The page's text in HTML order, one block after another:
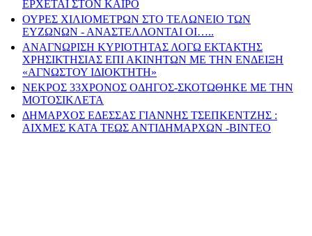
ΕΡΧΕΤΑΙ ΣΤΟΝ ΚΑΙΡΟ
ΟΥΡΕΣ ΧΙΛΙΟΜΕΤΡΩΝ ΣΤΟ ΤΕΛΩΝΕΙΟ ΤΩΝ
ΕΥΖΩΝΩΝ - ΑΝΑΣΤΕΛΛΟΝΤΑΙ ΟΙ…..
ΑΝΑΓΝΩΡΙΣΗ ΚΥΡΙΟΤΗΤΑΣ ΛΟΓΩ ΕΚΤΑΚΤΗΣ
ΧΡΗΣΙΚΤΗΣΙΑΣ ΕΠΙ ΑΚΙΝΗΤΩΝ ΜΕ ΤΗΝ ΕΝΔΕΙΞΗ
«ΑΓΝΩΣΤΟΥ ΙΔΙΟΚΤΗΤΗ»
ΝΕΚΡΟΣ 33ΧΡΟΝΟΣ ΟΔΗΓΟΣ-ΣΚΟΤΩΘΗΚΕ ΜΕ ΤΗΝ
ΜΟΤΟΣΙΚΛΕΤΑ
ΔΗΜΑΡΧΟΣ ΕΔΕΣΣΑΣ ΓΙΑΝΝΗΣ ΤΣΕΠΚΕΝΤΖΗΣ :
ΑΙΧΜΕΣ ΚΑΤΑ ΤΕΩΣ ΑΝΤΙΔΗΜΑΡΧΩΝ -ΒΙΝΤΕΟ